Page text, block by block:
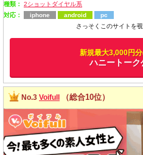
種類：
2ショットダイヤル系
対応：
iphone android
pc
さっそくこのサイトを
新規最大3,000円
ハニートーク
No.3 Voifull （総合10位）